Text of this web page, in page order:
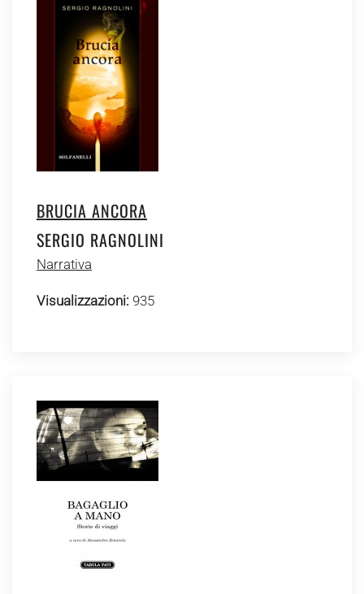
BRUCIA ANCORA
SERGIO RAGNOLINI
Narrativa
Visualizzazioni: 935